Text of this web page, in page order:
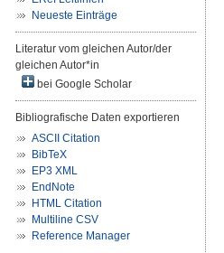
Neueste Einträge
Literatur vom gleichen Autor/der
gleichen Autor*in
bei Google Scholar
Bibliografische Daten exportieren
ASCII Citation
BibTeX
EP3 XML
EndNote
HTML Citation
Multiline CSV
Reference Manager